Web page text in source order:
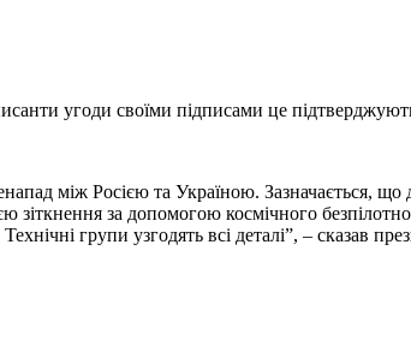
угоди своїми підписами це
між Росією та Україною. Зазначається, що
зіткнення за допомогою космічного
групи узгодять всі деталі”, – сказав